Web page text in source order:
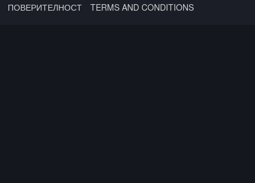
ПОВЕРИТЕЛНОСТ TERMS AND CONDITIONS